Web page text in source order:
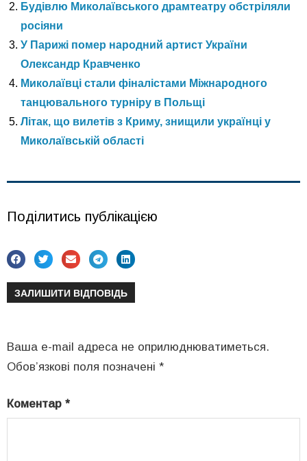
Будівлю Миколаївського драмтеатру обстріляли
росіяни
У Парижі помер народний артист України
Олександр Кравченко
Миколаївці стали фіналістами Міжнародного
танцювального турніру в Польщі
Літак, що вилетів з Криму, знищили українці у
Миколаївській області
Поділитись публікацією
ЗАЛИШИТИ ВІДПОВІДЬ
Ваша e-mail адреса не оприлюднюватиметься.
Обов’язкові поля позначені *
Коментар *